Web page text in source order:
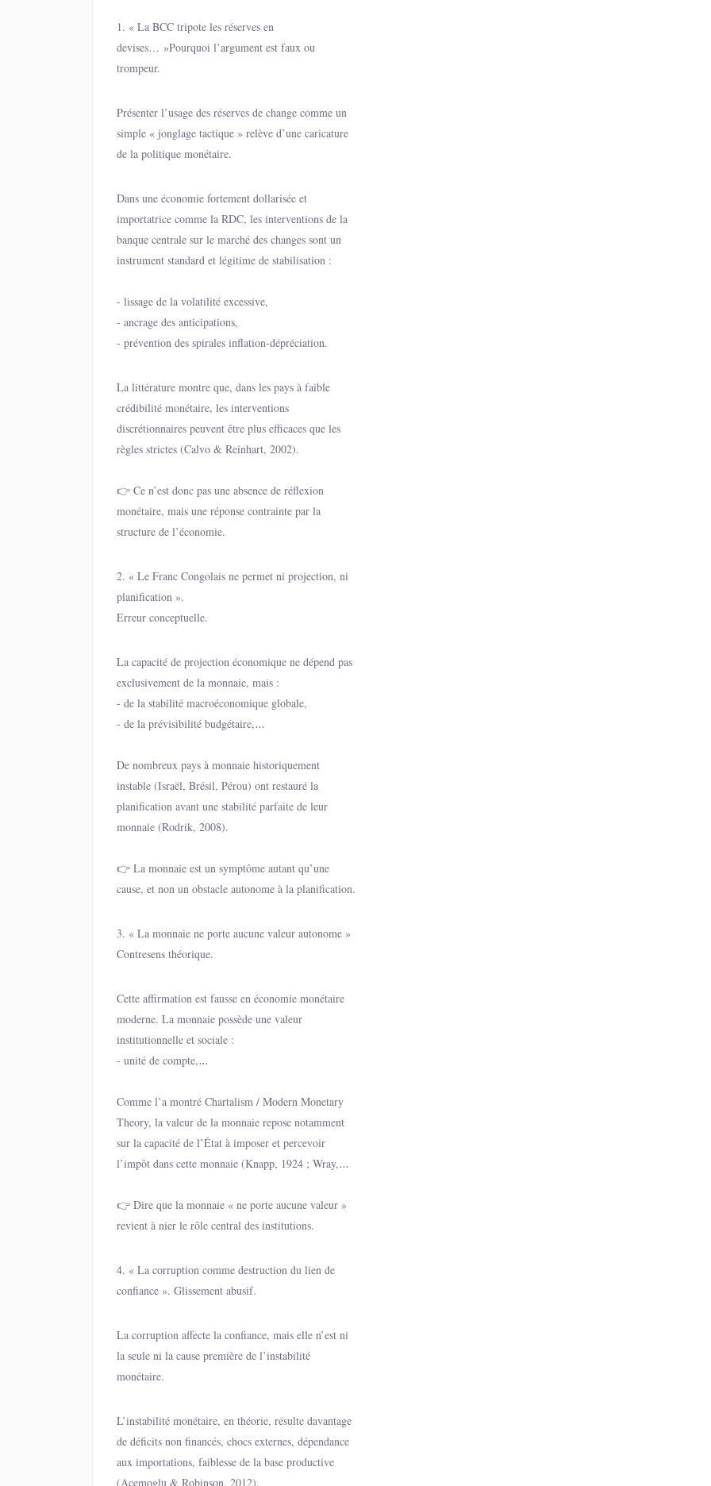
structurée en dix points, suivant les biais observés.
1. « La BCC tripote les réserves en
devises… »Pourquoi l’argument est faux ou
trompeur.
Présenter l’usage des réserves de change comme un
simple « jonglage tactique » relève d’une caricature
de la politique monétaire.
Dans une économie fortement dollarisée et
importatrice comme la RDC, les interventions de la
banque centrale sur le marché des changes sont un
instrument standard et légitime de stabilisation :
- lissage de la volatilité excessive,
- ancrage des anticipations,
- prévention des spirales inflation-dépréciation.
La littérature montre que, dans les pays à faible
crédibilité monétaire, les interventions
discrétionnaires peuvent être plus efficaces que les
règles strictes (Calvo & Reinhart, 2002).
👉 Ce n’est donc pas une absence de réflexion
monétaire, mais une réponse contrainte par la
structure de l’économie.
2. « Le Franc Congolais ne permet ni projection, ni
planification ».
Erreur conceptuelle.
La capacité de projection économique ne dépend pas
exclusivement de la monnaie, mais :
- de la stabilité macroéconomique globale,
- de la prévisibilité budgétaire,
De nombreux pays à monnaie historiquement
instable (Israël, Brésil, Pérou) ont restauré la
planification avant une stabilité parfaite de leur
monnaie (Rodrik, 2008).
👉 La monnaie est un symptôme autant qu’une
cause, et non un obstacle autonome à la planification.
3. « La monnaie ne porte aucune valeur autonome »
Contresens théorique.
Cette affirmation est fausse en économie monétaire
moderne. La monnaie possède une valeur
institutionnelle et sociale :
- unité de compte,
- instrument de règlement des obligations fiscales.
Comme l’a montré Chartalism / Modern Monetary
Theory, la valeur de la monnaie repose notamment
sur la capacité de l’État à imposer et percevoir
l’impôt dans cette monnaie (Knapp, 1924 ; Wray,
👉 Dire que la monnaie « ne porte aucune valeur »
revient à nier le rôle central des institutions.
4. « La corruption comme destruction du lien de
confiance ». Glissement abusif.
La corruption affecte la confiance, mais elle n’est ni
la seule ni la cause première de l’instabilité
monétaire.
L’instabilité monétaire, en théorie, résulte davantage
de déficits non financés, chocs externes, dépendance
aux importations, faiblesse de la base productive
(Acemoglu & Robinson, 2012).